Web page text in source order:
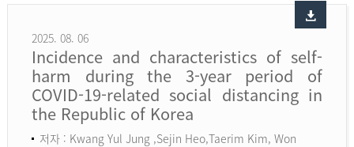
2025. 08. 06
Incidence and characteristics of self-
harm during the 3-year period of
COVID-19-related social distancing in
the Republic of Korea
저자 : Kwang Yul Jung ,Sejin Heo,Taerim Kim, Won